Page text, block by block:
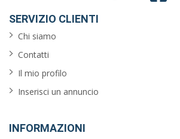
SERVIZIO CLIENTI
Chi siamo
Contatti
Il mio profilo
Inserisci un annuncio
INFORMAZIONI